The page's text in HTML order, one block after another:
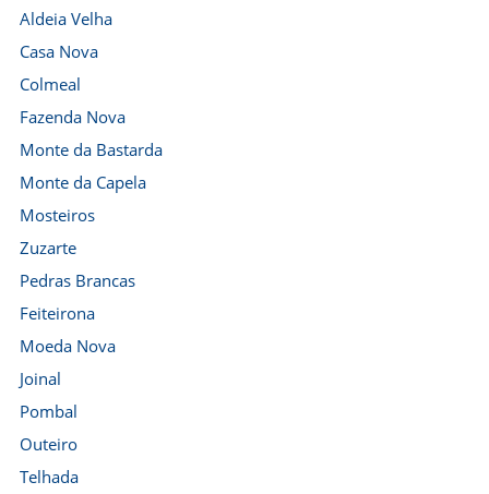
Aldeia Velha
Casa Nova
Colmeal
Fazenda Nova
Monte da Bastarda
Monte da Capela
Mosteiros
Zuzarte
Pedras Brancas
Feiteirona
Moeda Nova
Joinal
Pombal
Outeiro
Telhada